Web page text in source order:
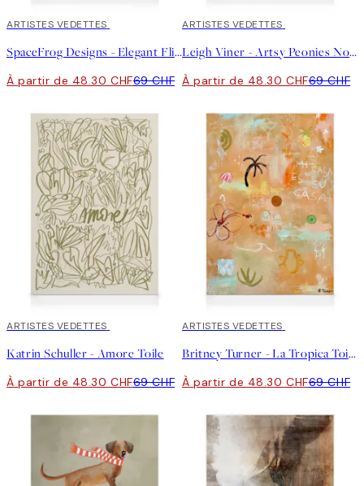
30%*
ARTISTES VEDETTES
SpaceFrog Designs - Elegant Flight Toile
À partir de 48.30 CHF69 CHF
30%*
ARTISTES VEDETTES
Leigh Viner - Artsy Peonies No1 Toile
À partir de 48.30 CHF69 CHF
30%*
ARTISTES VEDETTES
Katrin Schuller - Amore Toile
À partir de 48.30 CHF69 CHF
30%*
ARTISTES VEDETTES
Britney Turner - La Tropica Toile
À partir de 48.30 CHF69 CHF